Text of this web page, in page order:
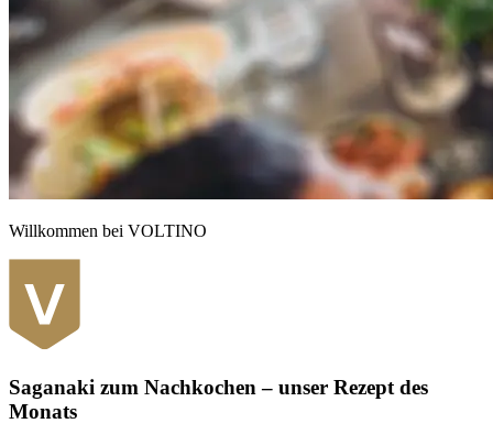
Willkommen bei VOLTINO
Saganaki zum Nachkochen – unser Rezept des
Monats